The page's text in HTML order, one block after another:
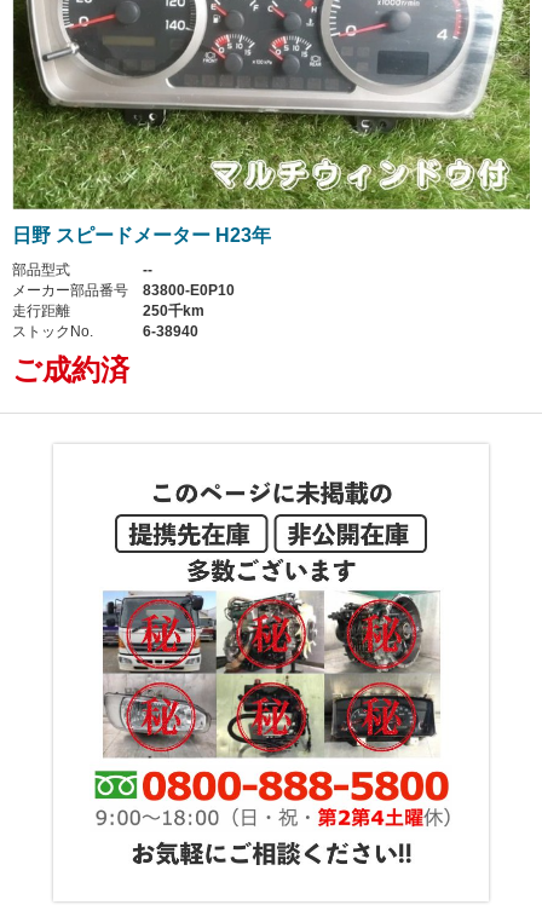
日野 スピードメーター H23年
部品型式
--
メーカー部品番号
83800-E0P10
走行距離
250千km
ストックNo.
6-38940
ご成約済